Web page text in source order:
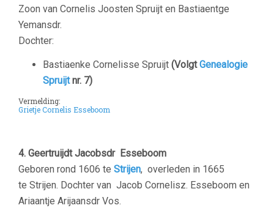
Zoon van Cornelis Joosten Spruijt en Bastiaentge
Yemansdr.
Dochter:
Bastiaenke Cornelisse Spruijt (VolgtGenealogie
Spruijtnr. 7)
Vermelding:
Grietje Cornelis Esseboom
4. Geertruijdt Jacobsdr Esseboom
Geboren rond 1606 te Strijen, overleden in 1665
te Strijen. Dochter van Jacob Cornelisz. Esseboom en
Ariaantje Arijaansdr Vos.